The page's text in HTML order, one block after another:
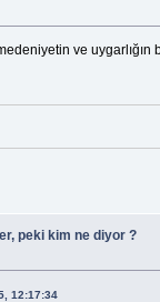
ve
peki kim ne diyor ?
12:17:34